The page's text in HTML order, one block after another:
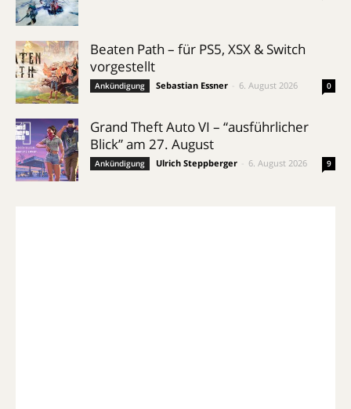
Beaten Path – für PS5, XSX & Switch
vorgestellt
Ankündigung Sebastian Essner 6. August 2026 0
Grand Theft Auto VI – “ausführlicher
Blick” am 27. August
Ankündigung Ulrich Steppberger 6. August 2026 9